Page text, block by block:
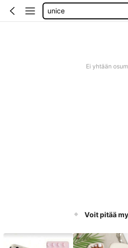
evening gown
Ei yhtään
Voit pitää